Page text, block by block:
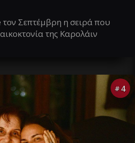
Σεπτέμβρη η σειρά που
της Καρολάιν
# 4